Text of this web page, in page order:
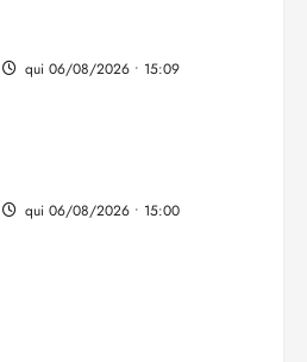
qui 06/08/2026 • 15:09
qui 06/08/2026 • 15:00